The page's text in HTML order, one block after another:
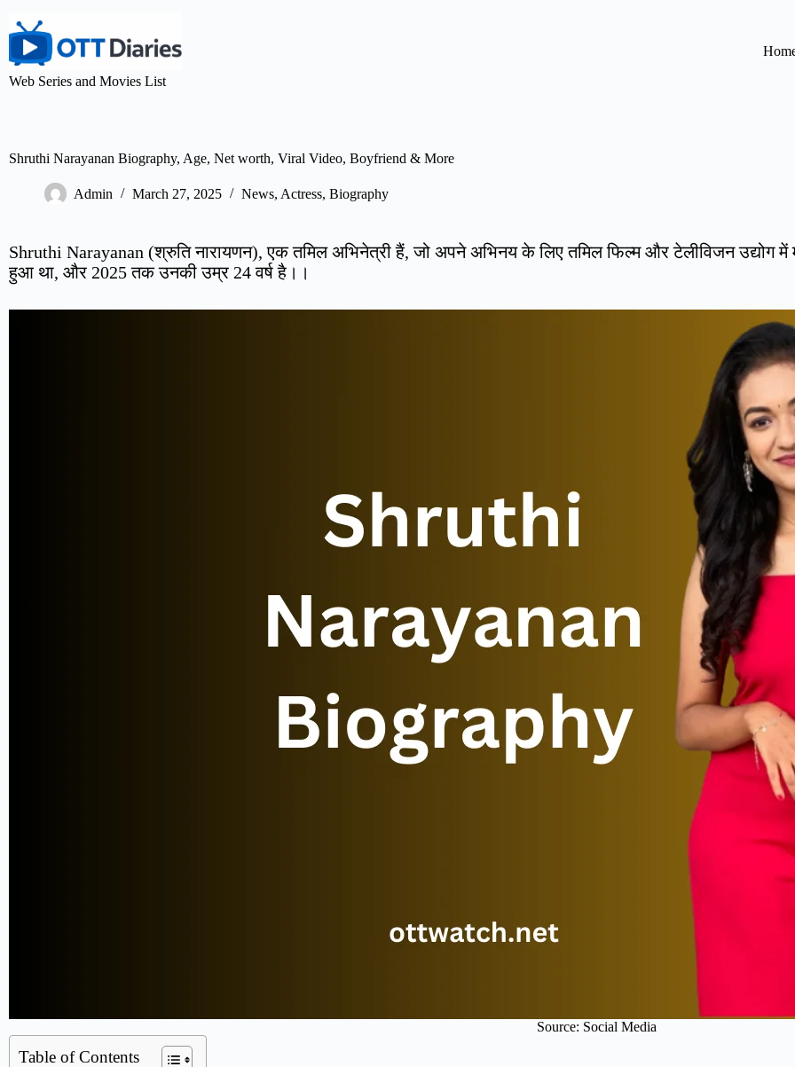
Web Series and Movies List
Shruthi Narayanan Biography, Age, Net worth, Viral Video, Boyfriend & More
Admin March 27, 2025 News, Actress, Biography
Shruthi Narayanan (श्रुति नारायणन), एक तमिल अभिनेत्री हैं, जो अपने अभिनय के लिए तमिल फिल्म और टेलीविजन उद्योग
हुआ था, और 2025 तक उनकी उम्र 24 वर्ष है।।
Source: Social Media
Table of Contents